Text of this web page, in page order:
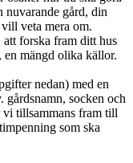
nuvarande gård, din
veta mera om.
forska fram ditt hus
en mängd olika källor.
nedan) med en
socken och
vi tillsammans fram till
som ska